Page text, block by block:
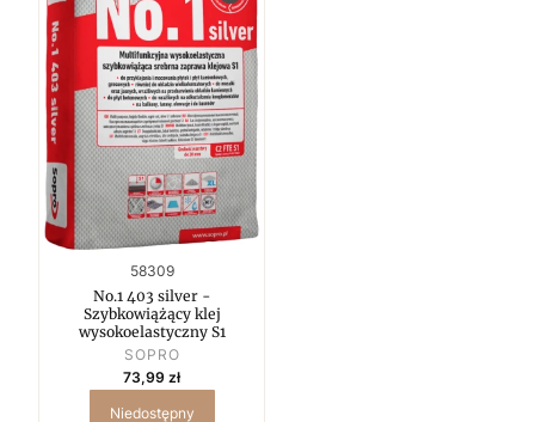
Kod produktu
58309
No.1 403 silver -
Szybkowiążący klej
wysokoelastyczny S1
PRODUCENT
SOPRO
Cena
73,99 zł
Niedostępny